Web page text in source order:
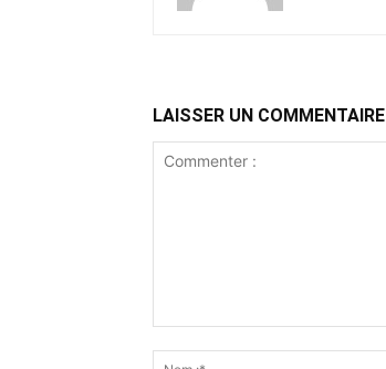
LAISSER UN COMMENTAIRE